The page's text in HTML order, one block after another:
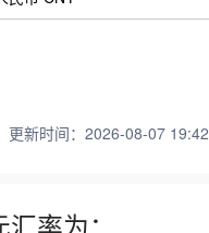
更新时间：2026-08-07